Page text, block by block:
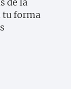
tu forma